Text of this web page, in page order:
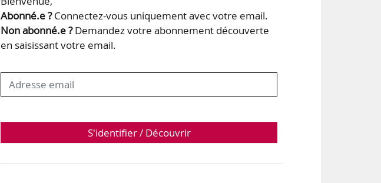
1/1
Abonné.e ?Connectez-vous uniquement avec votre email.
Non abonné.e ?Demandez votre abonnement découverte
en saisissant votre email.
S'identifier / Découvrir